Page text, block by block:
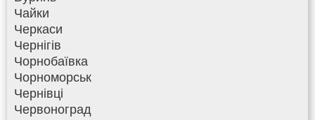
Чайки
Черкаси
Чернігів
Чорнобаївка
Чорноморськ
Чернівці
Червоноград